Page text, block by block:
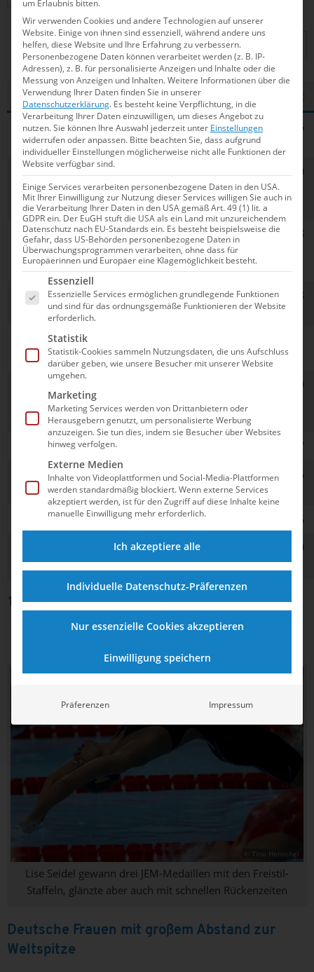
Suchen:
Platz Schwimmerin JG Verein
Laura
Riedemann
1998 SV Halle/S. 1:00,96
Lise Seidel 2006
SC
Chemnitz
1892
1:01,30
Lena
Riedemann
2002
SG
Neukölln
Berlin
1:01,48
Anna Maria
Börstler
2006
SC
Magdeburg
1:01,58
Linda Roth
Cannstatt
Kiley Berlin
Wilhelm
Neukölln
Berlin
1:02,09
Lina Kröger
1:02,17
Noelle Benkler 2007
SV Nikar
Heidelberg
1:02,76
Ewa zur Brügge 2008 SV Halle/S.
1:03,35
Kim Kristin
Krüger
2003 SG Essen 1:03,40
1 bis 10 von 100 Einträgen
❮
1 2 3 4 5 …
© Tino Henschel
Lise Seidel gewann drei JEM-Medaillen mit den Freistil-
Staffeln, glänzte aber auch mit schnellen Rückenzeiten
Deutsche Frauen mit großem Abstand zur
Weltspitze
um Erlaubnis bitten.
Wir verwenden Cookies und andere Technologien auf unserer
Website. Einige von ihnen sind essenziell, während andere uns
helfen, diese Website und Ihre Erfahrung zu verbessern.
Personenbezogene Daten können verarbeitet werden (z. B. IP-
Adressen), z. B. für personalisierte Anzeigen und Inhalte oder die
Messung von Anzeigen und Inhalten.Weitere Informationen über die
Verwendung Ihrer Daten finden Sie in unserer
Datenschutzerklärung. Es besteht keine Verpflichtung, in die
Verarbeitung Ihrer Daten einzuwilligen, um dieses Angebot zu
nutzen.Sie können Ihre Auswahl jederzeit unter Einstellungen
widerrufen oder anpassen. Bitte beachten Sie, dass aufgrund
individueller Einstellungen möglicherweise nicht alle Funktionen der
Website verfügbar sind.
Einige Services verarbeiten personenbezogene Daten in den USA.
Mit Ihrer Einwilligung zur Nutzung dieser Services willigen Sie auch in
die Verarbeitung Ihrer Daten in den USA gemäß Art. 49 (1) lit. a
GDPR ein. Der EuGH stuft die USA als ein Land mit unzureichendem
Datenschutz nach EU-Standards ein. Es besteht beispielsweise die
Gefahr, dass US-Behörden personenbezogene Daten in
Überwachungsprogrammen verarbeiten, ohne dass für
Europäerinnen und Europäer eine Klagemöglichkeit besteht.
Es folgt eine Liste der Service-Gruppen, für die
Essenziell
Essenzielle Services ermöglichen grundlegende Funktionen
und sind für das ordnungsgemäße Funktionieren der Website
erforderlich.
Statistik
Statistik-Cookies sammeln Nutzungsdaten, die uns Aufschluss
darüber geben, wie unsere Besucher mit unserer Website
umgehen.
Marketing
Marketing Services werden von Drittanbietern oder
Herausgebern genutzt, um personalisierte Werbung
anzuzeigen. Sie tun dies, indem sie Besucher über Websites
hinweg verfolgen.
Externe Medien
Inhalte von Videoplattformen und Social-Media-Plattformen
werden standardmäßig blockiert. Wenn externe Services
akzeptiert werden, ist für den Zugriff auf diese Inhalte keine
manuelle Einwilligung mehr erforderlich.
Ich akzeptiere alle
Individuelle Datenschutz-Präferenzen
Nur essenzielle Cookies akzeptieren
Einwilligung speichern
Präferenzen Impressum